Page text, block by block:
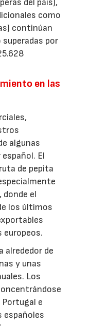
del país),
como
continúan
superadas por
en las
algunas
El
de pepita
donde el
los últimos
europeos.
alrededor de
y unas
Los
Portugal e
españoles